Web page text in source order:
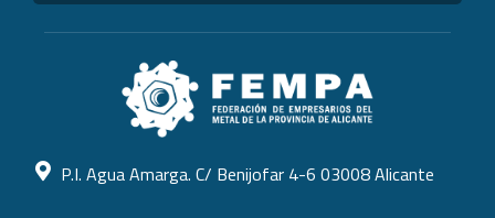
P.I. Agua Amarga. C/ Benijofar 4-6 03008 Alicante